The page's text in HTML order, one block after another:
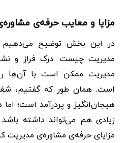
مزایا و معایب حرفه‌ی
در این بخش توضیح می‌دهیم
مدیریت چیست. درک فراز و
مدیریت ممکن است با آن‌ها
است. همان طور که گفتیم،
هیجان‌انگیز و پردرآمد است؛
زیادی هم می‌تواند داشته
مزایای حرفه‌ی مشاوره‌ی مدیریت